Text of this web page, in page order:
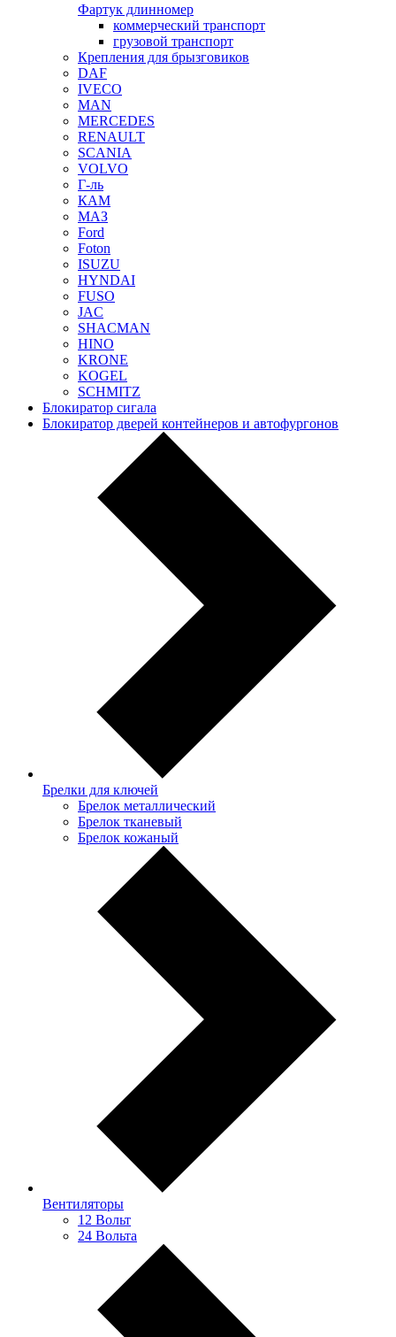
Фартук длинномер
коммерческий транспорт
грузовой транспорт
Крепления для брызговиков
DAF
IVECO
MAN
MERCEDES
RENAULT
SCANIA
VOLVO
Г-ль
КАМ
МАЗ
Ford
Foton
ISUZU
HYNDAI
FUSO
JAC
SHACMAN
HINO
KRONE
KOGEL
SCHMITZ
Блокиратор сигала
Блокиратор дверей контейнеров и автофургонов
Брелки для ключей
Брелок металлический
Брелок тканевый
Брелок кожаный
Вентиляторы
12 Вольт
24 Вольта